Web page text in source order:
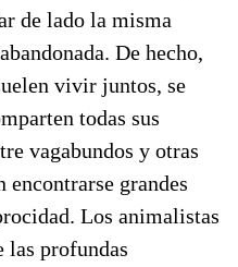
de lado la misma
De hecho,
vivir juntos, se
todas sus
vagabundos y otras
encontrarse grandes
Los animalistas
las profundas